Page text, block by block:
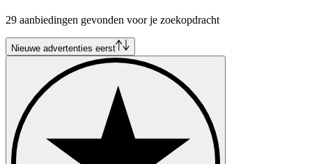
29 aanbiedingen gevonden voor je zoekopdracht
Nieuwe advertenties eerst